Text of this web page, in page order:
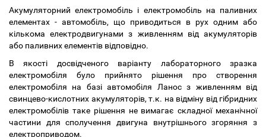
Акумуляторний електромобіль і електромобіль на паливних
елементах - автомобіль, що приводиться в рух одним або
кількома електродвигунами з живленням від акумуляторів
або паливних елементів відповідно.
В якості досвідченого варіанту лабораторного зразка
електромобіля було прийнято рішення про створення
електромобіля на базі автомобіля Ланос з живленням від
свинцево-кислотних акумуляторів, т.к. на відміну від гібридних
електромобілів таке рішення не вимагає складної механічної
частини для сполучення двигуна внутрішнього згоряння з
електроприводом.